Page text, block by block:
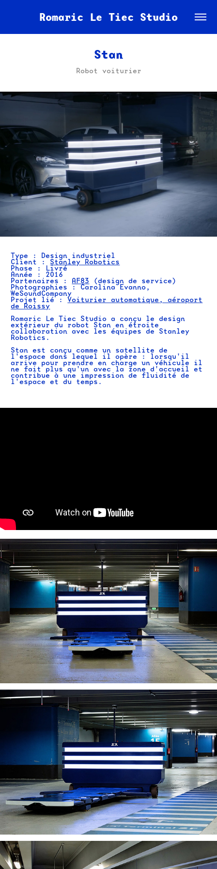
Romaric Le Tiec Studio
Stan
Robot voiturier
Type : Design industriel​​​​​​​
Client : Stanley Robotics
Phase : Livré
Année : 2016
Partenaires : AF83 (design de service)
Photographies : Carolina Evanno,
WeSoundCompany
Projet lié :Voiturier automatique, aéroport
de Roissy
Romaric Le Tiec Studio a conçu le design
extérieur du robot Stan en étroite
collaboration avec les équipes de Stanley
Robotics.
Stan est conçu comme un satellite de
l'espace dans lequel il opère : lorsqu'il
arrive pour prendre en charge un véhicule il
ne fait plus qu'un avec la zone d'accueil et
contribue à une impression de fluidité de
l'espace et du temps.